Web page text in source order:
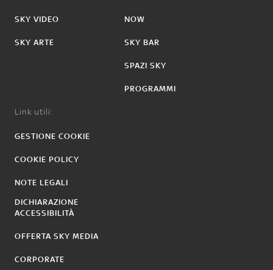
SKY VIDEO
SKY ARTE
NOW
SKY BAR
SPAZI SKY
PROGRAMMI
Link utili:
GESTIONE COOKIE
COOKIE POLICY
NOTE LEGALI
DICHIARAZIONE
ACCESSIBILITÀ
OFFERTA SKY MEDIA
CORPORATE